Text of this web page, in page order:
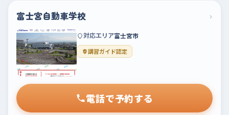
富士宮自動車学校 ›
対応エリア富士宮市
講習ガイド認定
電話で予約する